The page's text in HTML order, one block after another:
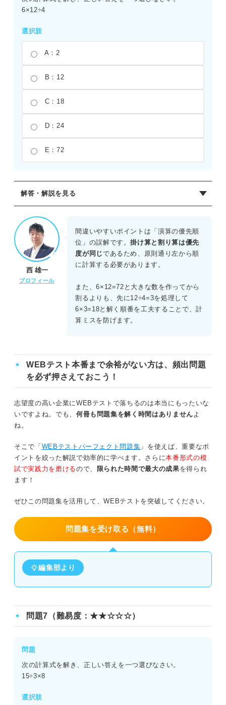
6×12÷4
選択肢
A：2
B：12
C：18
D：24
E：72
解答・解説を見る
正解：C
掛け算と割り算の優先順位は同じであるため、左から順番
に計算する。まず、6×12を計算すると72になる。次に、そ
の結果を4で割ると、72÷4=18となる。したがって、18が正
解となる。
西 雄一
プロフィール
間違いやすいポイントは「演算の優先順
位」の誤解です。掛け算と割り算は優先
度が同じであるため、原則通り左から順
に計算する必要があります。
また、6×12=72と大きな数を作ってから
割るよりも、先に12÷4=3を処理して
6×3=18と解く順番を工夫することで、計
算ミスを防げます。
WEBテスト本番まで余裕がない方は、頻出問題
を必ず押さえておこう！
志望度の高い企業にWEBテストで落ちるのは本当にもったいな
いですよね。でも、 何冊も問題集を解く時間はありません よ
ね。
そこで「 WEBテストパーフェクト問題集 」を使えば、重要なポ
イントを絞った解説で効率的に学べます。さらに本番形式の模
試で実践力を磨けるので、 限られた時間で最大の成果を得られ
ます！
ぜひこの問題集を活用して、WEBテストを突破してください。
問題集を受け取る（無料）
編集部より
問題7（難易度：★★☆☆☆）
問題
次の計算式を解き、正しい答えを一つ選びなさい。
15÷3×8
選択肢